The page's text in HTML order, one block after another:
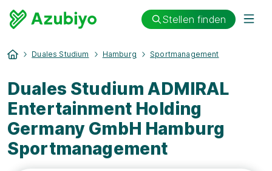
Stellen finden
Duales Studium Hamburg Sportmanagement
Duales Studium ADMIRAL
Entertainment Holding
Germany GmbH Hamburg
Sportmanagement